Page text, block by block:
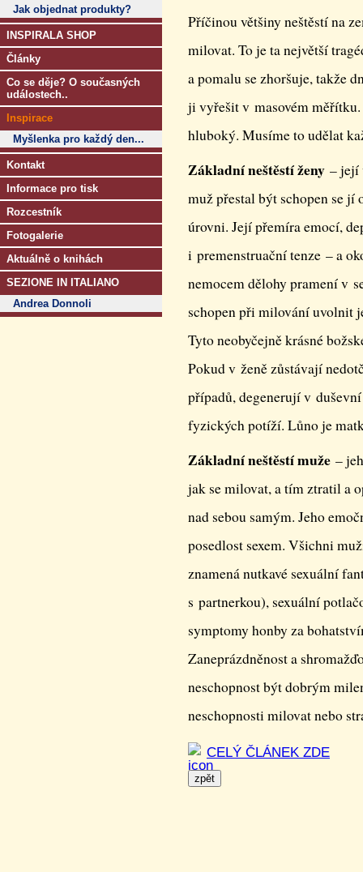
Jak objednat produkty?
INSPIRALA SHOP
Články
Co se děje? O současných
událostech..
Inspirace
Myšlenka pro každý den...
Kontakt
Informace pro tisk
Rozcestník
Fotogalerie
Aktuálně o knihách
SEZIONE IN ITALIANO
Andrea Donnoli
Příčinou většiny neštěstí na
milovat. To je ta největší
a pomalu se zhoršuje, takže
ji vyřešit v masovém
hluboký. Musíme to udělat
Základní neštěstí ženy – její
muž přestal být schopen se
úrovni. Její přemíra emocí,
i premenstruační tenze – a
nemocem dělohy pramení v
schopen při milování uvolnit
Tyto neobyčejně krásné
Pokud v ženě zůstávají
případů, degenerují v
fyzických potíží. Lůno je
Základní neštěstí muže –
jak se milovat, a tím ztratil a
nad sebou samým. Jeho
posedlost sexem. Všichni
znamená nutkavé sexuální
s partnerkou), sexuální
symptomy honby za
Zaneprázdněnost a
neschopnost být dobrým
neschopnosti milovat nebo
CELÝ ČLÁNEK ZDE